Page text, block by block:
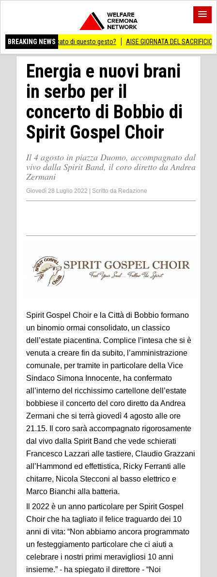
BREAKING NEWS
significato di questo gesto? AISE GIORNATA DEL SACRIFICIO DEL
Energia e nuovi brani
in serbo per il
concerto di Bobbio di
Spirit Gospel Choir
Il 4 agosto in piazza Duomo, accompagnato dal
vivo dalla Spirit Band, il coro diretto da Andrea
Zermani
Giovedì 28 Luglio 2022 Scritto da Redazione
Spirit Gospel Choir e la Città di Bobbio formano
un binomio ormai consolidato, un classico
dell ’estate piacentina. Complice l ’intesa che si è
venuta a creare fin da subito, l ’amministrazione
comunale, per tramite in particolare della Vice
Sindaco Simona Innocente, ha confermato
all ’interno del ricchissimo cartellone dell ’estate
bobbiese il concerto del coro diretto da Andrea
Zermani che si terrà giovedì 4 agosto alle ore
21.15. Il coro sarà accompagnato rigorosamente
dal vivo dalla Spirit Band che vede schierati
Francesco Lazzari alle tastiere, Claudio Grazzani
all ’Hammond ed effettistica, Ricky Ferranti alle
chitarre, Nicola Stecconi al basso elettrico e
Marco Bianchi alla batteria.
Il 2022 è un anno particolare per Spirit Gospel
Choir che ha tagliato il felice traguardo dei 10
anni di vita: “Non abbiamo ancora programmato
un festeggiamento particolare che ci aiuti a
celebrare i nostri primi meravigliosi 10 anni
insieme.” - ha spiegato il direttore - “Noi